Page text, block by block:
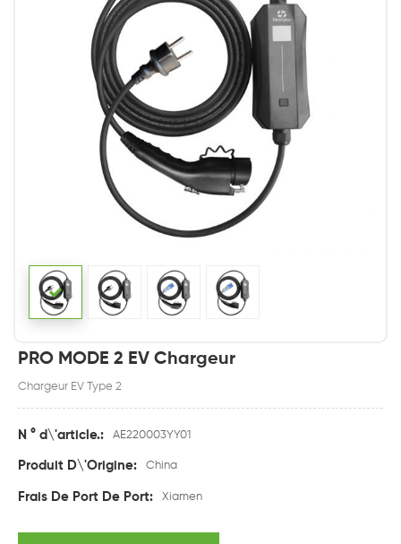
PRO MODE 2 EV Chargeur
Chargeur EV Type 2
N ° d\'article.: AE220003YY01
Produit D\'Origine: China
Frais De Port De Port: Xiamen